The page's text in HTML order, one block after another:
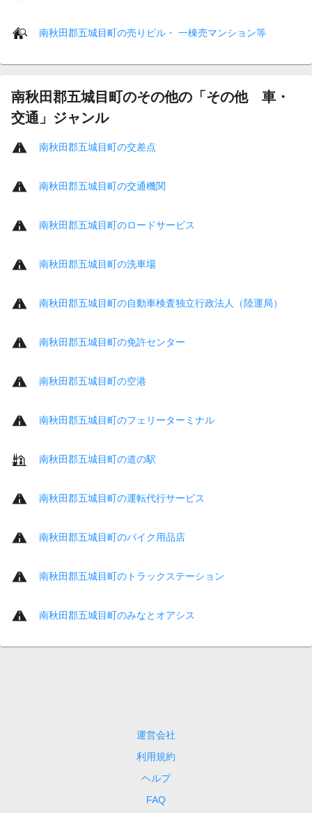
南秋田郡五城目町の売りビル・ 一棟売マンション等
南秋田郡五城目町のその他の「その他 車・
交通」ジャンル
南秋田郡五城目町の交差点
南秋田郡五城目町の交通機関
南秋田郡五城目町のロードサービス
南秋田郡五城目町の洗車場
南秋田郡五城目町の自動車検査独立行政法人（陸運局）
南秋田郡五城目町の免許センター
南秋田郡五城目町の空港
南秋田郡五城目町のフェリーターミナル
南秋田郡五城目町の道の駅
南秋田郡五城目町の運転代行サービス
南秋田郡五城目町のバイク用品店
南秋田郡五城目町のトラックステーション
南秋田郡五城目町のみなとオアシス
運営会社
利用規約
ヘルプ
FAQ